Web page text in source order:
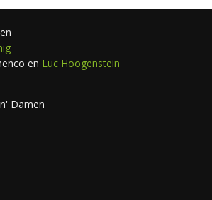
en Luc Hoogenstein
Damen